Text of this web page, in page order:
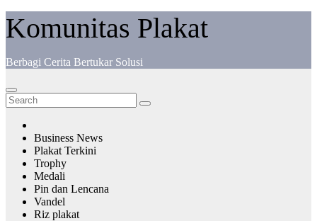
Komunitas Plakat
Berbagi Cerita Bertukar Solusi
Business News
Plakat Terkini
Trophy
Medali
Pin dan Lencana
Vandel
Riz plakat